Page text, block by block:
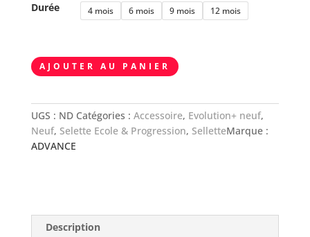
Durée 4 mois 6 mois 9 mois 12 mois
quantité
de
ADVANCE
SUCCESS
5
AJOUTER AU PANIER
UGS : ND Catégories : Accessoire, Evolution+ neuf,
Neuf, Selette Ecole & Progression, SelletteMarque :
ADVANCE
Description